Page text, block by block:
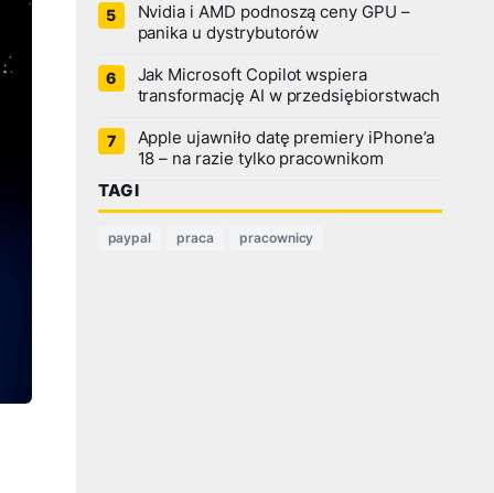
Nvidia i AMD podnoszą ceny GPU –
panika u dystrybutorów
Jak Microsoft Copilot wspiera
transformację AI w przedsiębiorstwach
Apple ujawniło datę premiery iPhone’a
18 – na razie tylko pracownikom
TAGI
paypal praca pracownicy